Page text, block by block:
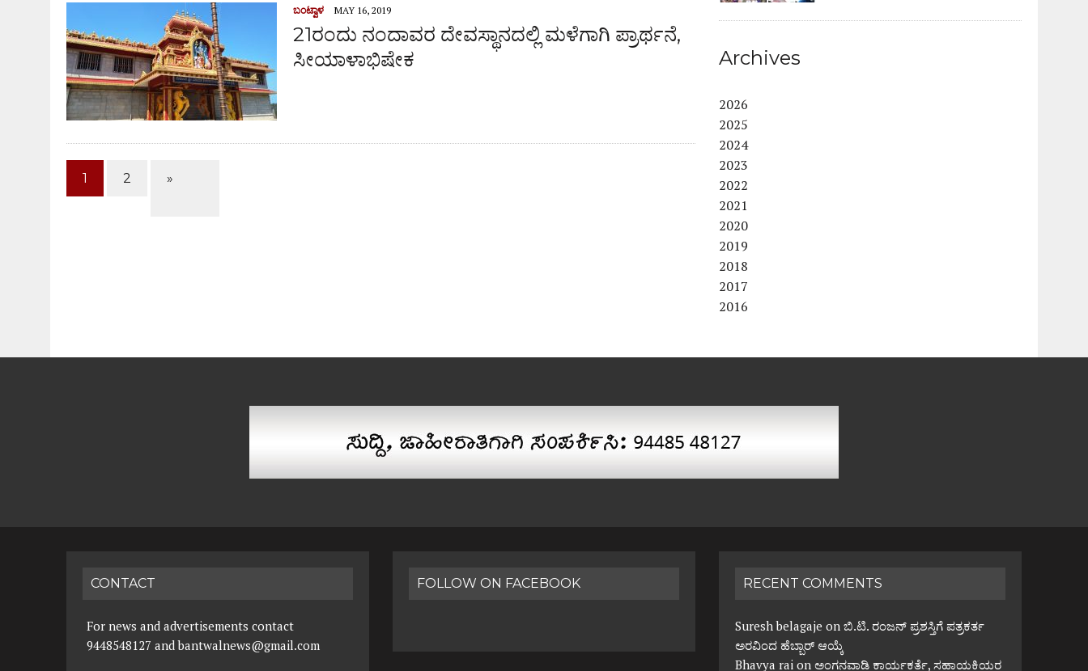
ಬಂಟ್ವಾಳ MAY 16, 2019
21ರಂದು ನಂದಾವರ ದೇವಸ್ಥಾನದಲ್ಲಿ ಮಳೆಗಾಗಿ ಪ್ರಾರ್ಥನೆ,
ಸೀಯಾಳಾಭಿಷೇಕ
1 2 »
Archives
2026
2025
2024
2023
2022
2021
2020
2019
2018
2017
2016
CONTACT
For news and advertisements contact
9448548127 and bantwalnews@gmail.com
FOLLOW ON FACEBOOK RECENT COMMENTS
Suresh belagaje onಬಿ.ಟಿ. ರಂಜನ್ ಪ್ರಶಸ್ತಿಗೆ ಪತ್ರಕರ್ತ
ಅರವಿಂದ ಹೆಬ್ಬಾರ್ ಆಯ್ಕೆ
Bhavya rai onಅಂಗನವಾಡಿ ಕಾರ್ಯಕರ್ತೆ, ಸಹಾಯಕಿಯರ